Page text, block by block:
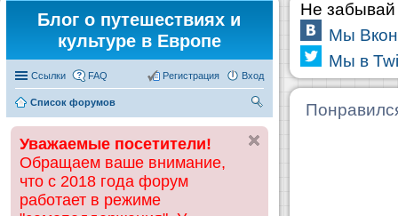
Блог о путешествиях и
культуре в Европе
Ссылки FAQ Вход
Регистрация
Список форумов
ск
Уважаемые посетители!
Обращаем ваше внимание,
что с 2018 года форум
работает в режиме
Не забывай
Мы
Мы в